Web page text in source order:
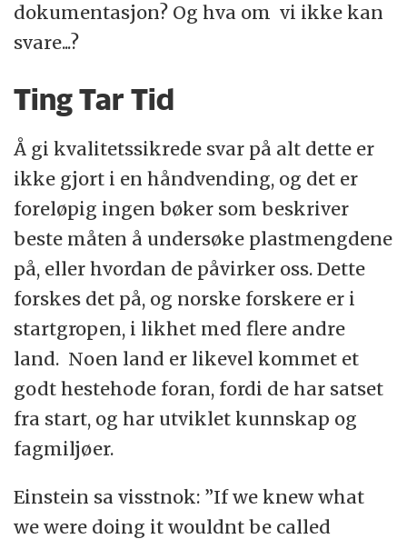
dokumentasjon? Og hva om vi ikke kan
svare...?
Ting Tar Tid
Å gi kvalitetssikrede svar på alt dette er
ikke gjort i en håndvending, og det er
foreløpig ingen bøker som beskriver
beste måten å undersøke plastmengdene
på, eller hvordan de påvirker oss. Dette
forskes det på, og norske forskere er i
startgropen, i likhet med flere andre
land. Noen land er likevel kommet et
godt hestehode foran, fordi de har satset
fra start, og har utviklet kunnskap og
fagmiljøer.
Einstein sa visstnok: ”If we knew what
we were doing it wouldnt be called